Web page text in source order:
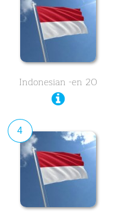
Indonesian -en 20
4